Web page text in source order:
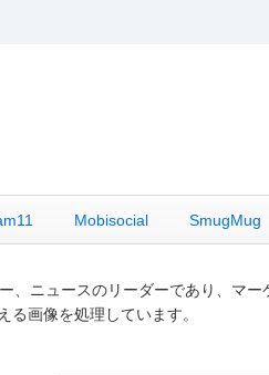
Mobisocial SmugMug
、ニュースのリーダーであり、マ
画像を処理しています。